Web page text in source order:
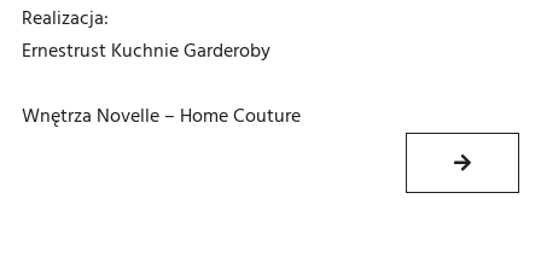
Realizacja:
Ernestrust Kuchnie Garderoby
Wnętrza Novelle – Home Couture